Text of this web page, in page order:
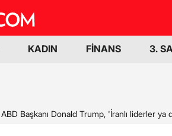
KADIN FİNANS 3.
ABD Başkanı Donald Trump, 'İranlı liderler